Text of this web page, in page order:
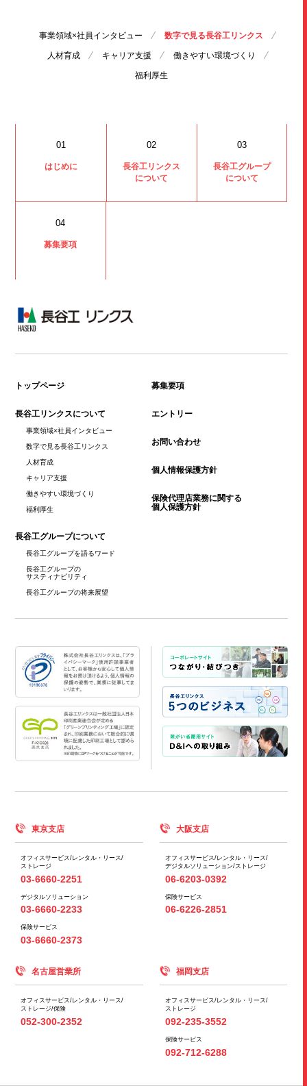
事業領域×社員インタビュー 数字で見る長谷工リンクス
人材育成 キャリア支援 働きやすい環境づくり
福利厚生
01
はじめに
02
長谷工リンクス
について
03
長谷工グループ
について
04
募集要項
トップページ
長谷工リンクスについて
事業領域×社員インタビュー
数字で見る長谷工リンクス
人材育成
キャリア支援
働きやすい環境づくり
福利厚生
長谷工グループについて
長谷工グループを語るワード
長谷工グループの
サスティナビリティ
長谷工グループの将来展望
募集要項
エントリー
お問い合わせ
個人情報保護方針
保険代理店業務に関する
個人保護方針
東京支店
オフィスサービス/レンタル・リース/
ストレージ
03-6660-2251
デジタルソリューション
03-6660-2233
保険サービス
03-6660-2373
大阪支店
オフィスサービス/レンタル・リース/
デジタルソリューション/ストレージ
06-6203-0392
保険サービス
06-6226-2851
名古屋営業所
オフィスサービス/レンタル・リース/
ストレージ/保険
052-300-2352
福岡支店
オフィスサービス/レンタル・リース/
ストレージ
092-235-3552
保険サービス
092-712-6288